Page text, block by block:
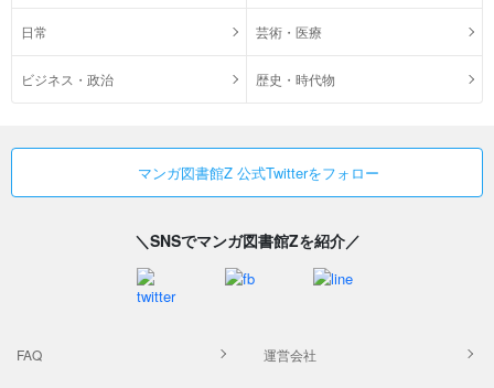
日常 芸術・医療
ビジネス・政治 歴史・時代物
マンガ図書館Z 公式Twitterをフォロー
＼SNSでマンガ図書館Zを紹介／
FAQ 運営会社